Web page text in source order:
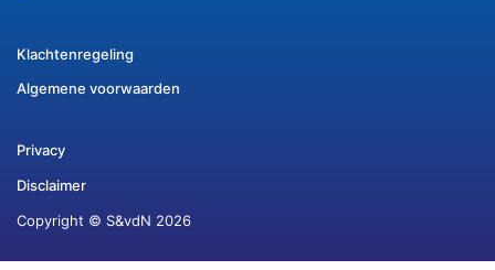
Klachtenregeling
Algemene voorwaarden
Privacy
Disclaimer
Copyright © S&vdN 2026